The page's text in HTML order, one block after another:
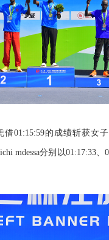
借01:15:59的成绩斩获女
mdessa分别以01:17:33